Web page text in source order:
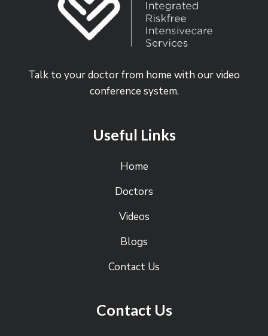
Talk to your doctor from home with our video
conference system.
Useful Links
Home
Doctors
Videos
Blogs
Contact Us
Contact Us